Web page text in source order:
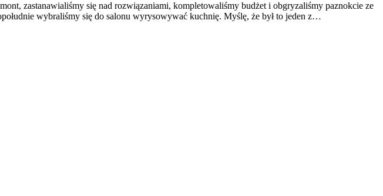
zastanawialiśmy się nad rozwiązaniami, kompletowaliśmy budżet i obgryzaliśmy paznokcie ze
wybraliśmy się do salonu wyrysowywać kuchnię. Myślę, że był to jeden z…